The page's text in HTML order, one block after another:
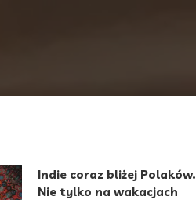
Indie coraz bliżej Polaków.
Nie tylko na wakacjach